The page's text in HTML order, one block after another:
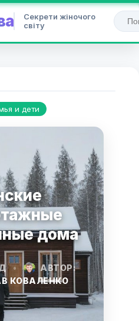
Секрети жіночого
світу
и дети
дома
•
АВТОР:
КОВАЛЕНКО